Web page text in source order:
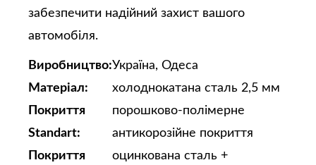
забезпечити надійний захист вашого
автомобіля.
Виробництво:Україна, Одеса
Матеріал:
холоднокатана сталь 2,5 мм
Покриття
Standart:
порошково-полімерне
антикорозійне покриття
Покриття
оцинкована сталь +